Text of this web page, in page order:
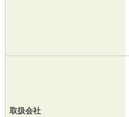
取扱会社